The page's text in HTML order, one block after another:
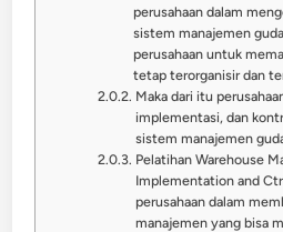
perusahaan dalam
sistem manajemen
perusahaan untuk
tetap terorganisir dan
Maka dari itu
implementasi, dan
sistem manajemen
Pelatihan Warehouse
Implementation and
perusahaan dalam
manajemen yang bisa